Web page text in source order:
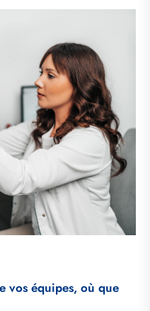
vos équipes, où que